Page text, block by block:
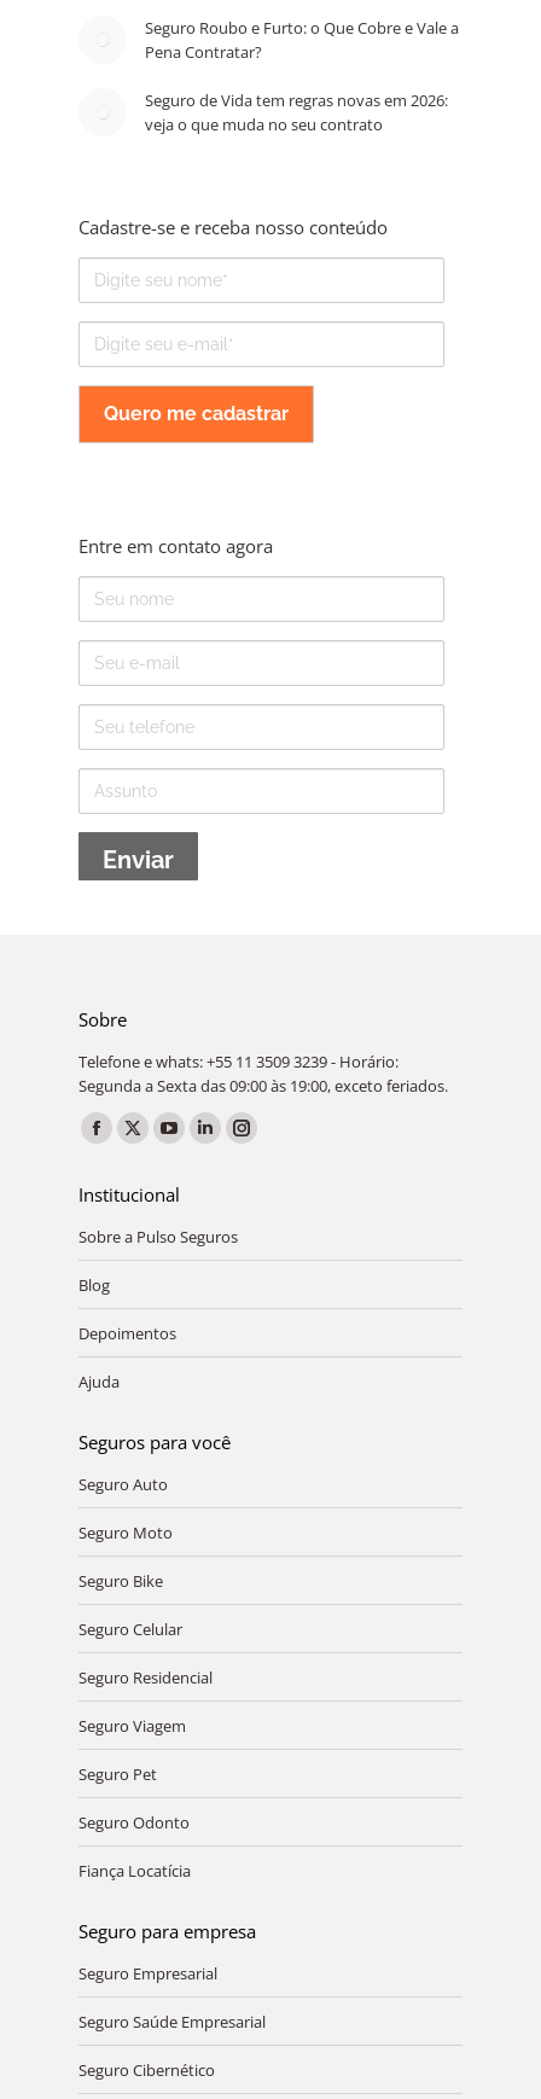
Seguro Roubo e Furto: o Que Cobre e Vale a
Pena Contratar?
Seguro de Vida tem regras novas em 2026:
veja o que muda no seu contrato
Cadastre-se e receba nosso conteúdo
Nome
mail
Entre em contato agora
Nome
mail
Telefone
Assunto
Sobre
Telefone e whats: +55 11 3509 3239 - Horário:
Segunda a Sexta das 09:00 às 19:00, exceto feriados.
Encontre-nos em:
Facebook
opens
in
new
window
X
opens
in
new
YouTube
opens
in
new
Linkedin
in
new
Instagram
new
Institucional
Sobre a Pulso Seguros
Blog
Depoimentos
Ajuda
Seguros para você
Seguro Auto
Seguro Moto
Seguro Bike
Seguro Celular
Seguro Residencial
Seguro Viagem
Seguro Pet
Seguro Odonto
Fiança Locatícia
Seguro para empresa
Seguro Empresarial
Seguro Saúde Empresarial
Seguro Cibernético